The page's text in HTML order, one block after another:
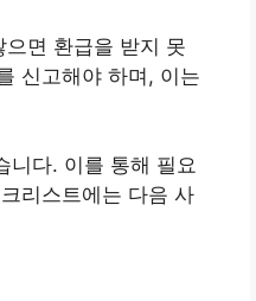
면 환급을 받지 못
신고해야 하며, 이는
니다. 이를 통해 필요
리스트에는 다음 사